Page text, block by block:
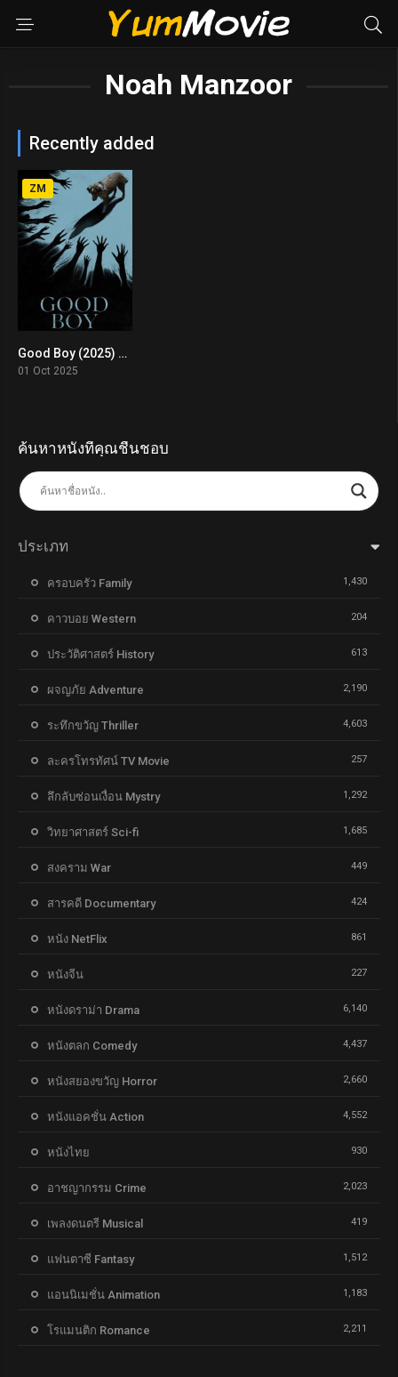
Noah Manzoor
Recently added
6.5
ZM
Good Boy (2025) มะหมาเห็นผี
01 Oct 2025
ค้นหาหนังที่คุณชื่นชอบ
ประเภท
ครอบครัว Family 1,430
คาวบอย Western 204
ประวัติศาสตร์ History 613
ผจญภัย Adventure 2,190
ระทึกขวัญ Thriller 4,603
ละครโทรทัศน์ TV Movie 257
ลึกลับซ่อนเงื่อน Mystry 1,292
วิทยาศาสตร์ Sci-fi 1,685
สงคราม War 449
สารคดี Documentary 424
หนัง NetFlix 861
หนังจีน 227
หนังดราม่า Drama 6,140
หนังตลก Comedy 4,437
หนังสยองขวัญ Horror 2,660
หนังแอคชั่น Action 4,552
หนังไทย 930
อาชญากรรม Crime 2,023
เพลงดนตรี Musical 419
แฟนตาซี Fantasy 1,512
แอนนิเมชั่น Animation 1,183
โรแมนติก Romance 2,211